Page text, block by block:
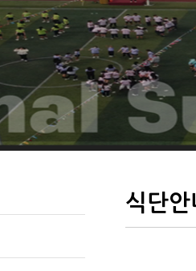
학
학
학
학
식단안